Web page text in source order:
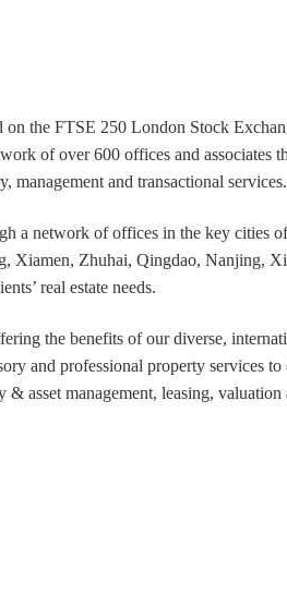
the FTSE 250 London Stock
of over 600 offices and
management and transactional services.
a network of offices in the key cities
Xiamen, Zhuhai, Qingdao, Nanjing,
real estate needs.
the benefits of our diverse,
and professional property services
asset management, leasing,